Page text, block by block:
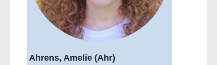
Ahrens, Amelie (Ahr)